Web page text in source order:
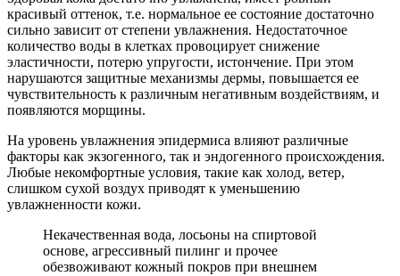
красивый оттенок, т.е. нормальное ее состояние достаточно
сильно зависит от степени увлажнения. Недостаточное
количество воды в клетках провоцирует снижение
эластичности, потерю упругости, истончение. При этом
нарушаются защитные механизмы дермы, повышается ее
чувствительность к различным негативным воздействиям, и
появляются морщины.
На уровень увлажнения эпидермиса влияют различные
факторы как экзогенного, так и эндогенного происхождения.
Любые некомфортные условия, такие как холод, ветер,
слишком сухой воздух приводят к уменьшению
увлажненности кожи.
Некачественная вода, лосьоны на спиртовой
основе, агрессивный пилинг и прочее
обезвоживают кожный покров при внешнем